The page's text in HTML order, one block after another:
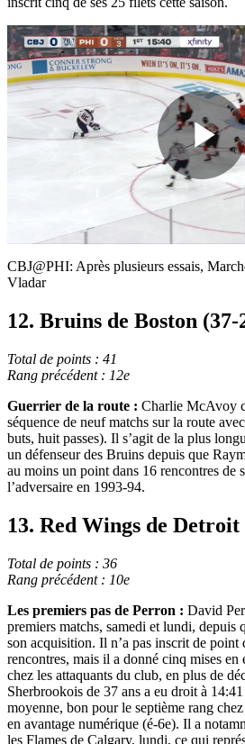
CBJ@PHI: Après plusieurs essais,
Vladar
12. Bruins de Boston (37-
Total de points : 41
Rang précédent : 12e
Guerrier de la route : Charlie McAvoy
séquence de neuf matchs sur la route
buts, huit passes). Il s’agit de la plus
un défenseur des Bruins depuis que
au moins un point dans 16 rencontres de
l’adversaire en 1993-94.
13. Red Wings de Detroit
Total de points : 36
Rang précédent : 10e
Les premiers pas de Perron : David
premiers matchs, samedi et lundi, depuis
son acquisition. Il n’a pas inscrit de point
rencontres, mais il a donné cinq mises en
chez les attaquants du club, en plus de
Sherbrookois de 37 ans a eu droit à
moyenne, bon pour le septième rang
en avantage numérique (é-6e). Il a
les Flames de Calgary, lundi, ce qui